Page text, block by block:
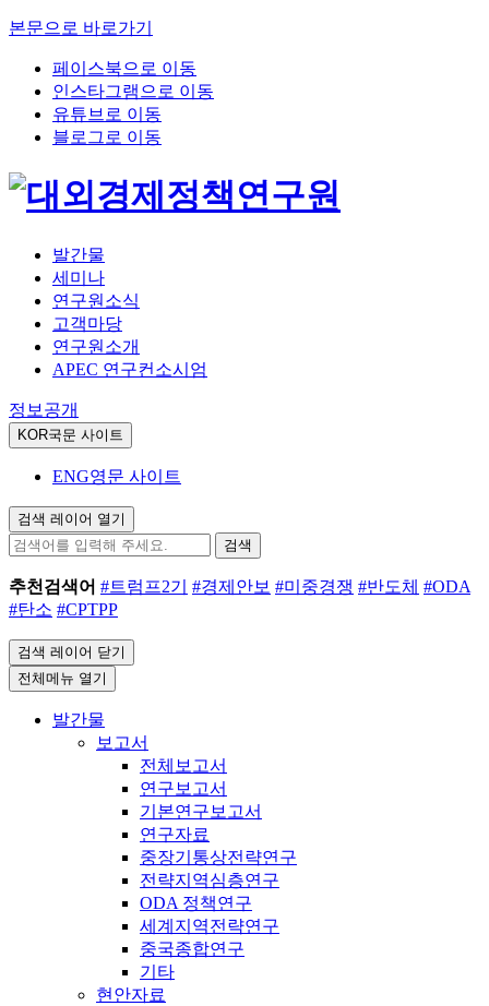
본문으로 바로가기
페이스북으로 이동
인스타그램으로 이동
유튜브로 이동
블로그로 이동
발간물
세미나
연구원소식
고객마당
연구원소개
APEC 연구컨소시엄
정보공개
KOR국문 사이트
ENG영문 사이트
검색 레이어 열기
검색
추천검색어 #트럼프2기 #경제안보 #미중경쟁 #반도체 #ODA
#탄소 #CPTPP
검색 레이어 닫기
전체메뉴 열기
발간물
보고서
전체보고서
연구보고서
기본연구보고서
연구자료
중장기통상전략연구
전략지역심층연구
ODA 정책연구
세계지역전략연구
중국종합연구
기타
현안자료